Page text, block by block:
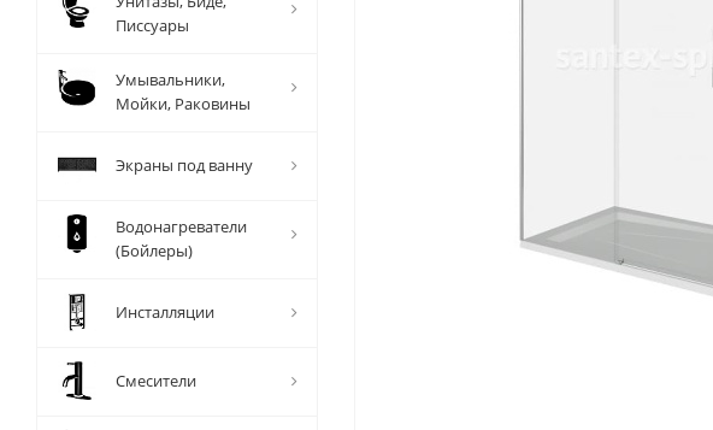
Писсуары
Умывальники,
Мойки, Раковины
Экраны под ванну
Водонагреватели
(Бойлеры)
Инсталляции
Смесители